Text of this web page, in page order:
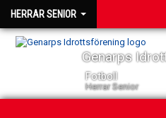
HERRAR SENIOR
Genarps
Fotboll
Herrar Senior